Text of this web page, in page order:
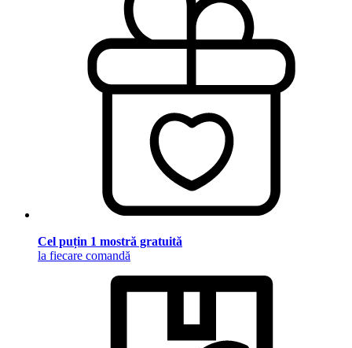
Cel puțin 1 mostră gratuită
la fiecare comandă